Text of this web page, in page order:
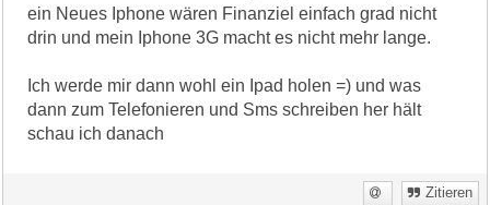
ein Neues Iphone wären Finanziel einfach grad nicht
drin und mein Iphone 3G macht es nicht mehr lange.
Ich werde mir dann wohl ein Ipad holen =) und was
dann zum Telefonieren und Sms schreiben her hält
schau ich danach
Zitieren